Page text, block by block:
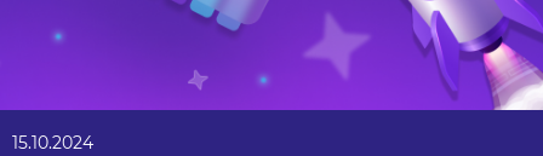
15.10.2024